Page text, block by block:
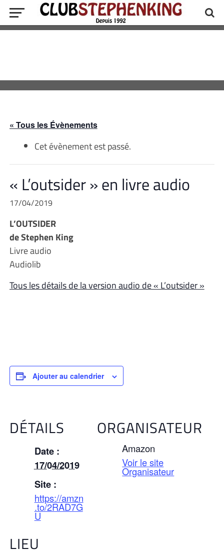
« Tous les Évènements
Cet évènement est passé.
« L’outsider » en livre audio
17/04/2019
L’OUTSIDER
de Stephen King
Livre audio
Audiolib
Tous les détails de la version audio de « L’outsider »
Ajouter au calendrier
DÉTAILS
Date :
17/04/2019
Site :
https://amzn
.to/2RAD7G
U
LIEU
ORGANISATEUR
Amazon
Voir le site
Organisateur